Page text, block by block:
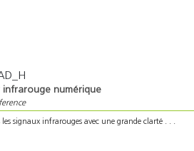
infrarouge numérique
signaux infrarouges avec une grande clarté . . .